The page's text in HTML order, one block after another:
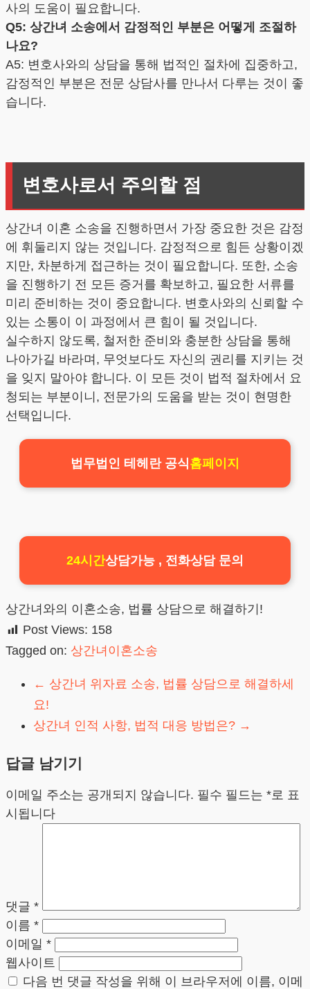
사의 도움이 필요합니다.
Q5: 상간녀 소송에서 감정적인 부분은 어떻게 조절하
나요?
A5: 변호사와의 상담을 통해 법적인 절차에 집중하고,
감정적인 부분은 전문 상담사를 만나서 다루는 것이 좋
습니다.
변호사로서 주의할 점
상간녀 이혼 소송을 진행하면서 가장 중요한 것은 감정
에 휘둘리지 않는 것입니다. 감정적으로 힘든 상황이겠
지만, 차분하게 접근하는 것이 필요합니다. 또한, 소송
을 진행하기 전 모든 증거를 확보하고, 필요한 서류를
미리 준비하는 것이 중요합니다. 변호사와의 신뢰할 수
있는 소통이 이 과정에서 큰 힘이 될 것입니다.
실수하지 않도록, 철저한 준비와 충분한 상담을 통해
나아가길 바라며, 무엇보다도 자신의 권리를 지키는 것
을 잊지 말아야 합니다. 이 모든 것이 법적 절차에서 요
청되는 부분이니, 전문가의 도움을 받는 것이 현명한
선택입니다.
법무법인 테헤란 공식홈페이지
24시간상담가능 , 전화상담 문의
상간녀와의 이혼소송, 법률 상담으로 해결하기!
Post Views: 158
Tagged on: 상간녀이혼소송
← 상간녀 위자료 소송, 법률 상담으로 해결하세
요!
상간녀 인적 사항, 법적 대응 방법은? →
답글 남기기
이메일 주소는 공개되지 않습니다. 필수 필드는 *로 표
시됩니다
댓글 *
이름 *
이메일 *
웹사이트
다음 번 댓글 작성을 위해 이 브라우저에 이름, 이메